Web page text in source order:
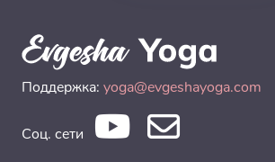
Поддержка: yoga@evgeshayoga.com
Соц. сети